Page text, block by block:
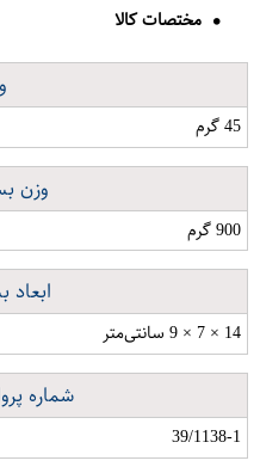
مختصات کالا
45 گرم
وزن
900 گرم
ابعاد
14 × 7 × 9 سانتی‌متر
شماره
39/1138-1